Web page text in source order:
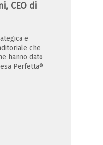
CEO di
e
che
hanno dato
Perfetta®